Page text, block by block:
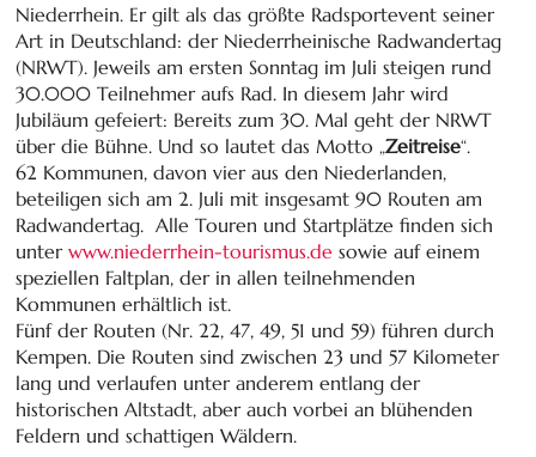
Niederrhein. Er gilt als das größte Radsport­event seiner
Art in Deutsch­land: der Nieder­rheinische Rad­wander­tag
(NRWT). Jeweils am ersten Sonntag im Juli steigen rund
30.000 Teil­nehmer aufs Rad. In diesem Jahr wird
Jubiläum gefeiert: Bereits zum 30. Mal geht der NRWT
über die Bühne. Und so lautet das Motto „Zeitreise“.
62 Kommunen, davon vier aus den Niederlanden,
beteiligen sich am 2. Juli mit insgesamt 90 Routen am
Rad­wander­tag. Alle Touren und Start­plätze finden sich
unterwww.niederrhein-tourismus.de sowie auf einem
speziellen Faltplan, der in allen teilnehmenden
Kommunen erhältlich ist.
Fünf der Routen (Nr. 22, 47, 49, 51 und 59) führen durch
Kempen. Die Routen sind zwischen 23 und 57 Kilometer
lang und verlaufen unter anderem entlang der
historischen Altstadt, aber auch vorbei an blühenden
Feldern und schattigen Wäldern.